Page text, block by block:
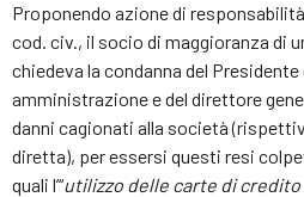
Proponendo azione di
cod. civ., il socio di maggioranza di
chiedeva la condanna del
amministrazione e del direttore
danni cagionati alla società
diretta), per essersi questi resi
quali l’“utilizzo delle carte di